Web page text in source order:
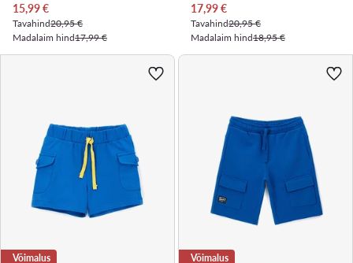
Praegune hind
15,99€
Tavahind20,95 €
Madalaim hind17,99 €
Praegune hind
17,99€
Tavahind20,95 €
Madalaim hind18,95 €
Võimalus Võimalus